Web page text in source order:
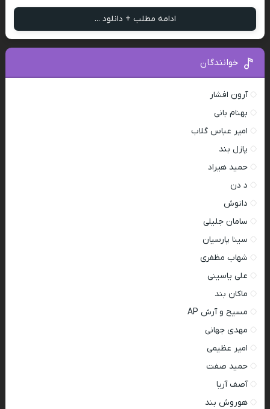
ادامه مطلب + دانلود ...
خوانندگان
آرون افشار
بهنام بانی
امیر عباس گلاب
پازل بند
حمید هیراد
د دن
دانوش
سامان جلیلی
سینا پارسیان
شهاب مظفری
علی یاسینی
ماکان بند
مسیح و آرش AP
مهدی جهانی
امیر عظیمی
حمید صفت
آصف آریا
هوروش بند